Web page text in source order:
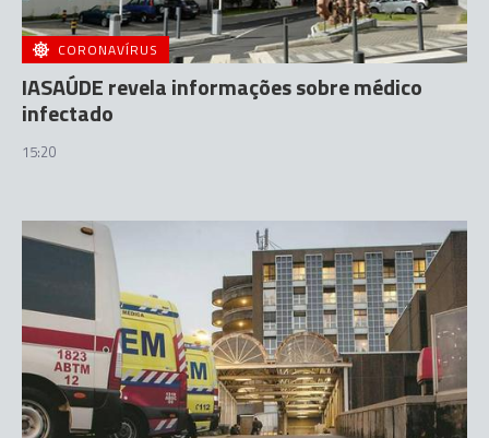
CORONAVÍRUS
IASAÚDE revela informações sobre médico
infectado
15:20